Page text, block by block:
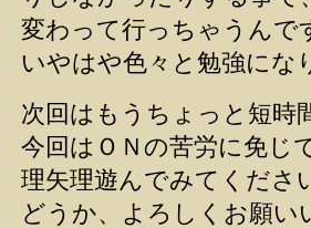
変わって行っちゃうんで
いやはや色々と勉強にな
次回はもうちょっと短時
今回はＯＮの苦労に免じ
理矢理遊んでみてくださ
どうか、よろしくお願い